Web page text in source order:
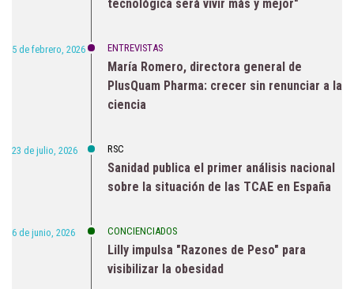
tecnológica será vivir más y mejor"
5 de febrero, 2026 ENTREVISTAS
María Romero, directora general de
PlusQuam Pharma: crecer sin renunciar a la
ciencia
23 de julio, 2026 RSC
Sanidad publica el primer análisis nacional
sobre la situación de las TCAE en España
6 de junio, 2026 CONCIENCIADOS
Lilly impulsa "Razones de Peso" para
visibilizar la obesidad